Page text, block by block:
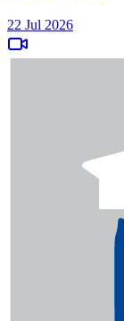
22 Jul 2026